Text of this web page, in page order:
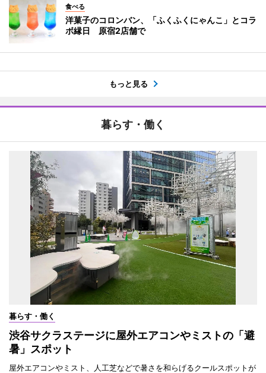
食べる
洋菓子のコロンバン、「ふくふくにゃんこ」とコラ
ボ縁日 原宿2店舗で
もっと見る
暮らす・働く
暮らす・働く
渋谷サクラステージに屋外エアコンやミストの「避
暑」スポット
屋外エアコンやミスト、人工芝などで暑さを和らげるクールスポットが